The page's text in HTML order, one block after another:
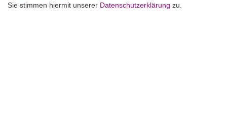
Sie stimmen hiermit unserer Datenschutzerklärung zu.